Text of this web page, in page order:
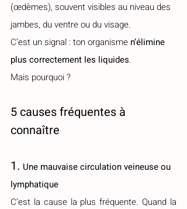
(œdèmes), souvent visibles au niveau des
jambes, du ventre ou du visage.
C’est un signal : ton organisme n’élimine
plus correctement les liquides.
Mais pourquoi ?
5 causes fréquentes à
connaître
1. Une mauvaise circulation veineuse ou
lymphatique
C’est la cause la plus fréquente. Quand la